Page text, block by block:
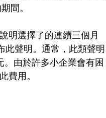
間。
明選擇了的連續三個月
此聲明。通常，此類聲明
由於許多小企業會有困
費用。